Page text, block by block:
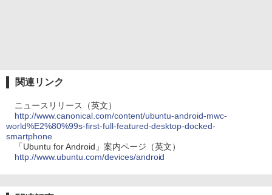
関連リンク
ニュースリリース（英文）
http://www.canonical.com/content/ubuntu-android-mwc-
world%E2%80%99s-first-full-featured-desktop-docked-
smartphone
「Ubuntu for Android」案内ページ（英文）
http://www.ubuntu.com/devices/android